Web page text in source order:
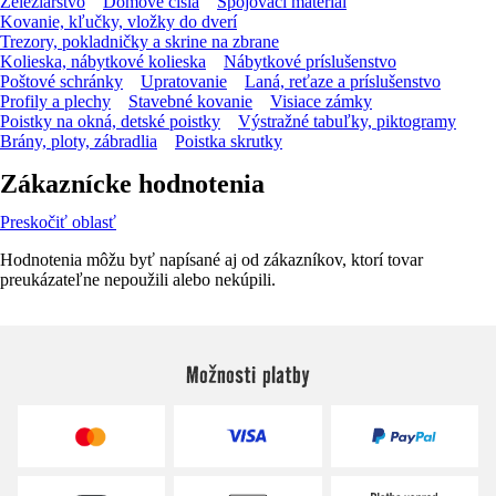
Kovanie, kľučky, vložky do dverí
Trezory, pokladničky a skrine na zbrane
Kolieska, nábytkové kolieska
Nábytkové príslušenstvo
Poštové schránky
Upratovanie
Laná, reťaze a príslušenstvo
Profily a plechy
Stavebné kovanie
Visiace zámky
Poistky na okná, detské poistky
Výstražné tabuľky, piktogramy
Brány, ploty, zábradlia
Poistka skrutky
Zákaznícke hodnotenia
Preskočiť oblasť
Hodnotenia môžu byť napísané aj od zákazníkov, ktorí tovar
preukázateľne nepoužili alebo nekúpili.
Možnosti platby